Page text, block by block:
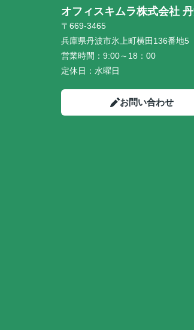
オフィスキムラ株式会社
〒669-3465
兵庫県丹波市氷上町横田136番地5
営業時間： 9:00～18：00
定休日： 水曜日
お問い合わせ